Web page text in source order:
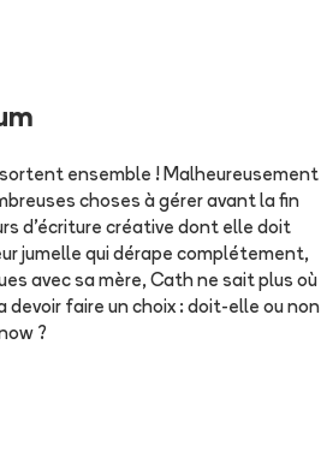
ensemble ! Malheureusement
choses à gérer avant la fin
d'écriture créative dont elle doit
jumelle qui dérape complétement,
avec sa mère, Cath ne sait plus où
devoir faire un choix : doit-elle ou non
?